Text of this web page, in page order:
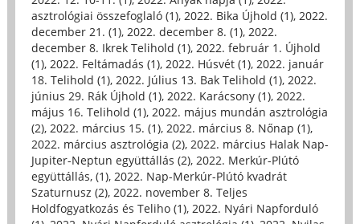
asztrológiai összefoglaló (1), 2022. Bika Újhold (1), 2022.
december 21. (1), 2022. december 8. (1), 2022.
december 8. Ikrek Telihold (1), 2022. február 1. Újhold
(1), 2022. Feltámadás (1), 2022. Húsvét (1), 2022. január
18. Telihold (1), 2022. Július 13. Bak Telihold (1), 2022.
június 29. Rák Újhold (1), 2022. Karácsony (1), 2022.
május 16. Telihold (1), 2022. május mundán asztrológia
(2), 2022. március 15. (1), 2022. március 8. Nőnap (1),
2022. március asztrológia (2), 2022. március Halak Nap-
Jupiter-Neptun együttállás (2), 2022. Merkúr-Plútó
együttállás, (1), 2022. Nap-Merkúr-Plútó kvadrát
Szaturnusz (2), 2022. november 8. Teljes
Holdfogyatkozás és Teliho (1), 2022. Nyári Napforduló